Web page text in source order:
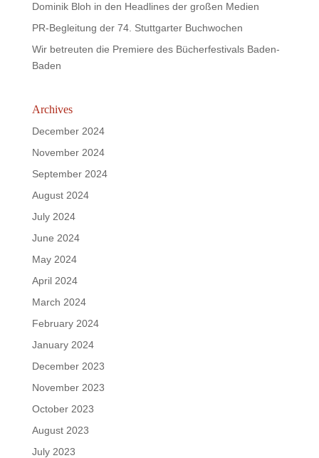
Dominik Bloh in den Headlines der großen Medien
PR-Begleitung der 74. Stuttgarter Buchwochen
Wir betreuten die Premiere des Bücherfestivals Baden-
Baden
Archives
December 2024
November 2024
September 2024
August 2024
July 2024
June 2024
May 2024
April 2024
March 2024
February 2024
January 2024
December 2023
November 2023
October 2023
August 2023
July 2023